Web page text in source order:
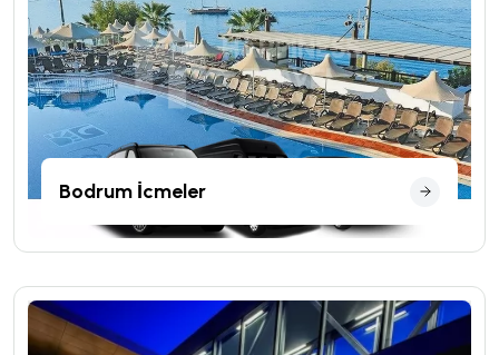
Bodrum İcmeler